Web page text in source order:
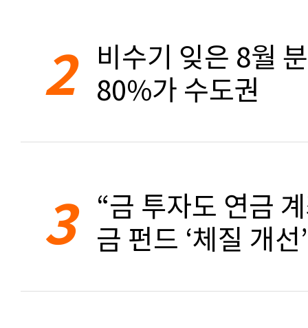
2 비수기 잊은 8월
80%가 수도권
3 “금 투자도 연금
금 펀드 ‘체질 개선’